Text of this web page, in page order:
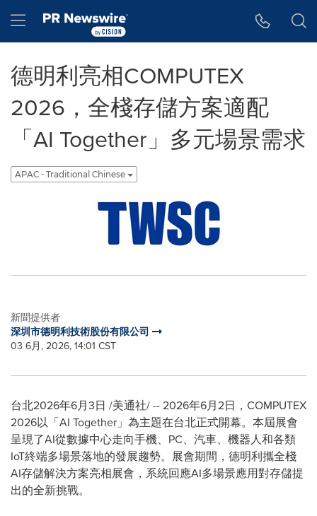
Hamburger menu
德明利亮相COMPUTEX
2026，全棧存儲方案適配
「AI Together」多元場景需求
APAC - Traditional Chinese
新聞提供者
深圳市德明利技術股份有限公司
03 6月, 2026, 14:01 CST
台北2026年6月3日 /美通社/ -- 2026年6月2日，COMPUTEX
2026以「AI Together」為主題在台北正式開幕。本屆展會
呈現了AI從數據中心走向手機、PC、汽車、機器人和各類
IoT終端多場景落地的發展趨勢。展會期間，德明利攜全棧
AI存儲解決方案亮相展會，系統回應AI多場景應用對存儲提
出的全新挑戰。